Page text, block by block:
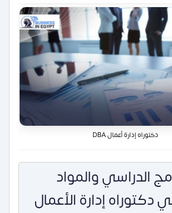
دكتوراه إدارة أعمال DBA
الدراسي والمواد
إدارة الأعمال